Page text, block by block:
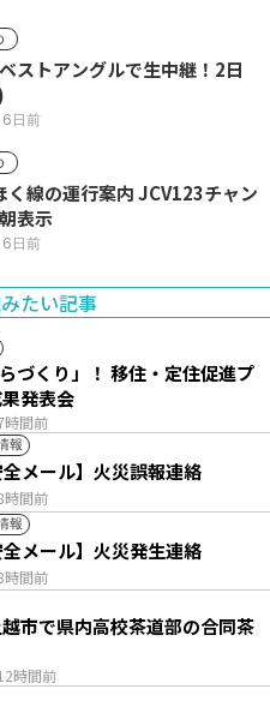
ストアングルで生中継！2日
日前
運行案内 JCV123チャン
表示
日前
たい記事
時間前
づくり」！ 移住・定住促進プ
発表会
報
時間前
メール】火災誤報連絡
報
時間前
メール】火災発生連絡
時間前
市で県内高校茶道部の合同茶